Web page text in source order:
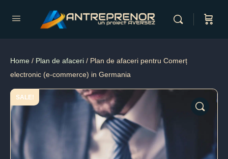
Home / Plan de afaceri / Plan de afaceri pentru Comerț
electronic (e-commerce) in Germania
SALE!